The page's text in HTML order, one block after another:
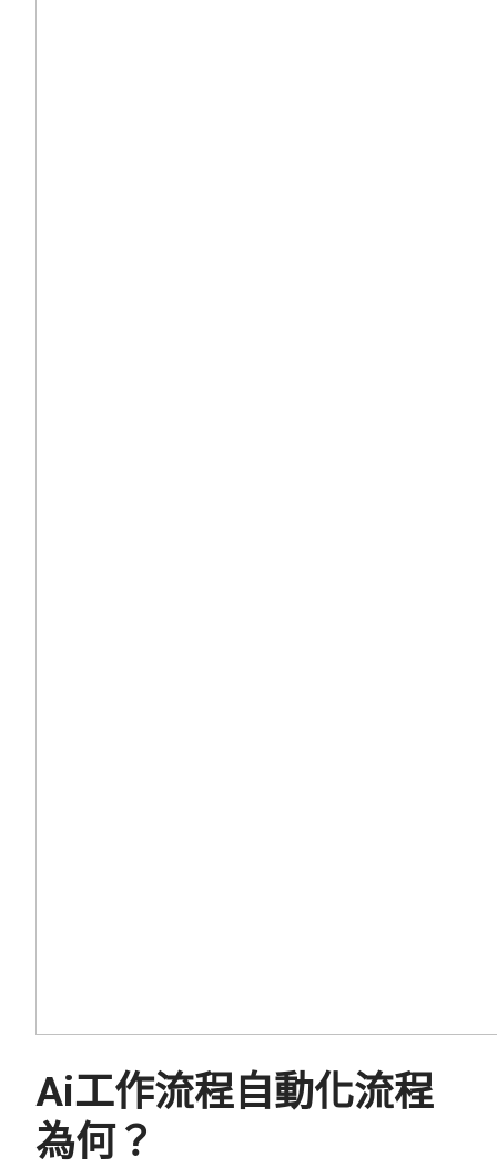
Ai工作流程自動化流程
為何？